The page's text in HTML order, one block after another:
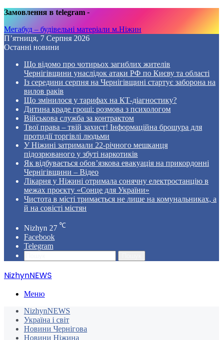
Замовлення в telegram -
Мегабуд – будівельні матеріали м.Ніжин
П’ятниця, 7 Серпня 2026
Останні новини
Що відомо про чотирьох загиблих жителів
Чернігівщини унаслідок атаки РФ по Києву та області
Із середини серпня на Чернігівщині стартує заборона на
вилов раків
Що змінилося у тарифах на КТ-діагностику?
Дитина краде гроші: розмова з психологом
Військова служба за контрактом
Твої права – твій захист! Інформаційна брошура для
протидії торгівлі людьми
У Ніжині затримали 22-річного мешканця
підозрюваного у збуті наркотиків
Як відбувається обов’язкова евакуація на прикордонні
Чернігівщини – Відео
Лікарня у Ніжині отримала сонячну електростанцію в
межах проєкту «Сонце для України»
Чистота в місті тримається не лише на комунальниках, а
й на совісті містян
Nizhyn 27 ℃
Facebook
Telegram
NizhynNEWS
Меню
NizhynNEWS
Україна і світ
Новини Чернігова
Новини Ніжина